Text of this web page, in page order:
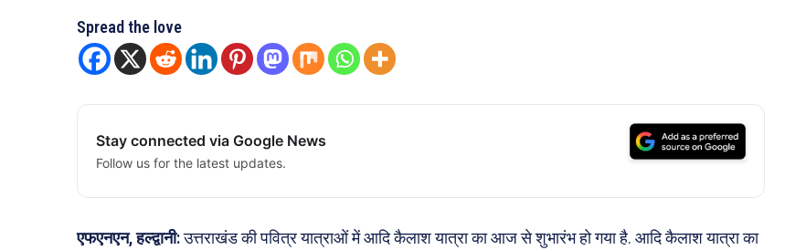
Spread the love
Stay connected via Google News
Follow us for the latest updates.
एफएनएन, हल्द्वानी:उत्तराखंड की पवित्र यात्राओं में आदि कैलाश यात्रा का आज से शुभारंभ हो गया है. आदि कैलाश यात्रा का